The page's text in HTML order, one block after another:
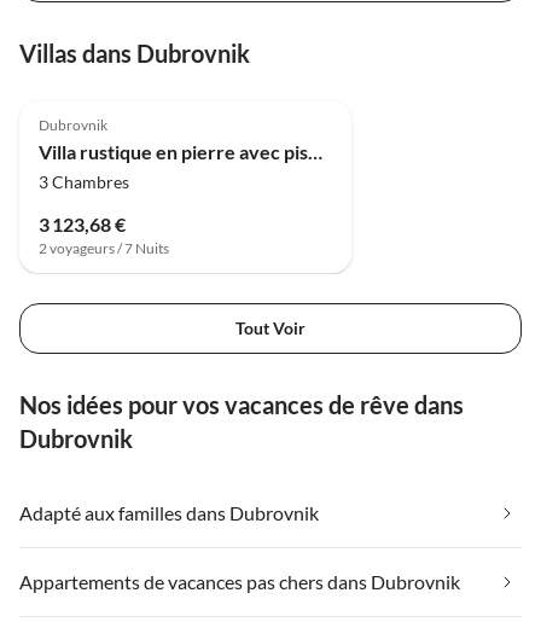
Villas dans Dubrovnik
Dubrovnik
Villa rustique en pierre avec piscine et jardin
3 Chambres
3 123,68 €
2 voyageurs / 7 Nuits
Tout Voir
Nos idées pour vos vacances de rêve dans
Dubrovnik
Adapté aux familles dans Dubrovnik
Appartements de vacances pas chers dans Dubrovnik